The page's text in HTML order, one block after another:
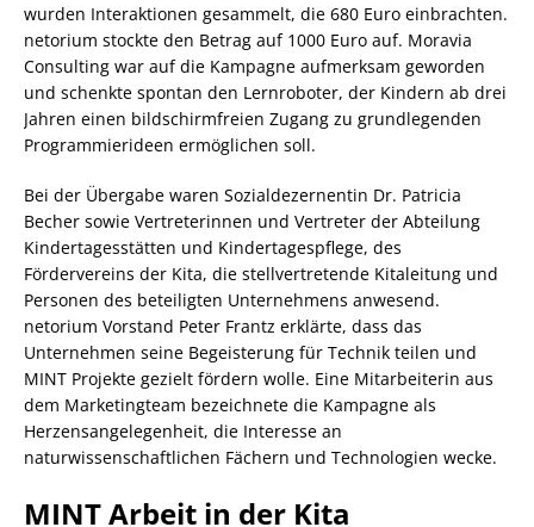
wurden Interaktionen gesammelt, die 680 Euro einbrachten.
netorium stockte den Betrag auf 1000 Euro auf. Moravia
Consulting war auf die Kampagne aufmerksam geworden
und schenkte spontan den Lernroboter, der Kindern ab drei
Jahren einen bildschirmfreien Zugang zu grundlegenden
Programmierideen ermöglichen soll.
Bei der Übergabe waren Sozialdezernentin Dr. Patricia
Becher sowie Vertreterinnen und Vertreter der Abteilung
Kindertagesstätten und Kindertagespflege, des
Fördervereins der Kita, die stellvertretende Kitaleitung und
Personen des beteiligten Unternehmens anwesend.
netorium Vorstand Peter Frantz erklärte, dass das
Unternehmen seine Begeisterung für Technik teilen und
MINT Projekte gezielt fördern wolle. Eine Mitarbeiterin aus
dem Marketingteam bezeichnete die Kampagne als
Herzensangelegenheit, die Interesse an
naturwissenschaftlichen Fächern und Technologien wecke.
MINT Arbeit in der Kita